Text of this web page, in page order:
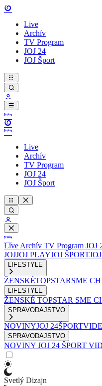
Live
Archív
TV Program
JOJ 24
JOJ Šport
Live
Archív
TV Program
JOJ 24
JOJ Šport
Live Archív TV Program JOJ
JOJJOJ PLAYJOJ ŠPORT
LIFESTYLE
ŽENSKÉTOPSTARSME
LIFESTYLE
ŽENSKÉ TOPSTAR SME
SPRAVODAJSTVO
NOVINYJOJ 24ŠPORT
SPRAVODAJSTVO
NOVINY JOJ 24 ŠPORT
Svetlý Dizajn